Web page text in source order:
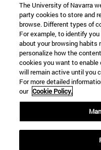
The University of Navarra
party cookies to store and
browse. Different types of
For example, to identify
about your browsing habits
personalize how the
cookies you want to
will remain active until you
For more detailed
our Cookie Policy.